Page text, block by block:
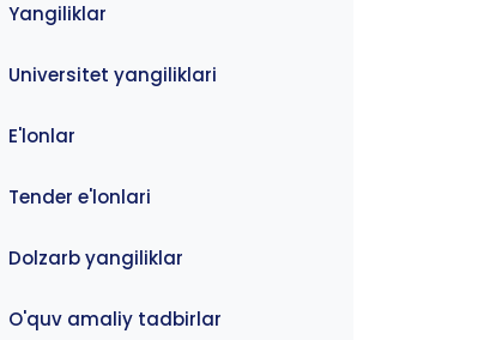
Yangiliklar
Universitet yangiliklari
E'lonlar
Tender e'lonlari
Dolzarb yangiliklar
O'quv amaliy tadbirlar